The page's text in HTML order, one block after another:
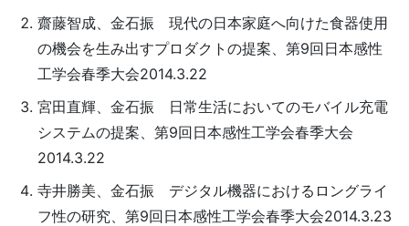
齋藤智成、金石振 現代の日本家庭へ向けた食器使用
の機会を生み出すプロダクトの提案、第9回日本感性
工学会春季大会2014.3.22
宮田直輝、金石振 日常生活においてのモバイル充電
システムの提案、第9回日本感性工学会春季大会
2014.3.22
寺井勝美、金石振 デジタル機器におけるロングライ
フ性の研究、第9回日本感性工学会春季大会2014.3.23